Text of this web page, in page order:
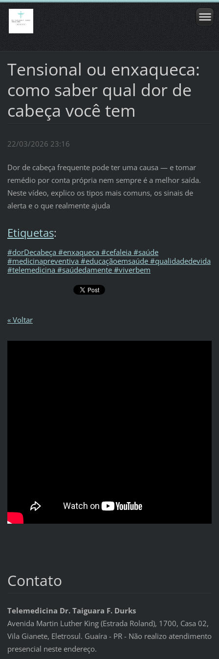
Tensional ou enxaqueca:
como saber qual dor de
cabeça você tem
22/03/2026 23:16
Dor de cabeça frequente pode ter uma causa — e tomar
remédio por conta própria nem sempre é a melhor saída.
Neste vídeo, explico os tipos mais comuns, os sinais de
alerta e o que realmente ajuda
Etiquetas:
#dorDecabeça #enxaqueca #cefaleia #saúde
#medicinapreventiva #educaçãoemsaúde #qualidadedevida
#telemedicina #saúdedamente #viverbem
« Voltar
Contato
Telemedicina Dr. Taiguara F. Durks
Avenida Martin Luther King (Estrada Roland), 1700, Casa 02,
Vila Gianete, Eletrosul. Guaíra - PR - Não realizo atendimento
presencial neste endereço.